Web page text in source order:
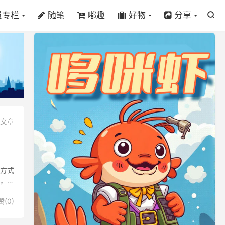

栏 随笔 嘟趣 好物 分享
章
式
但
(0)